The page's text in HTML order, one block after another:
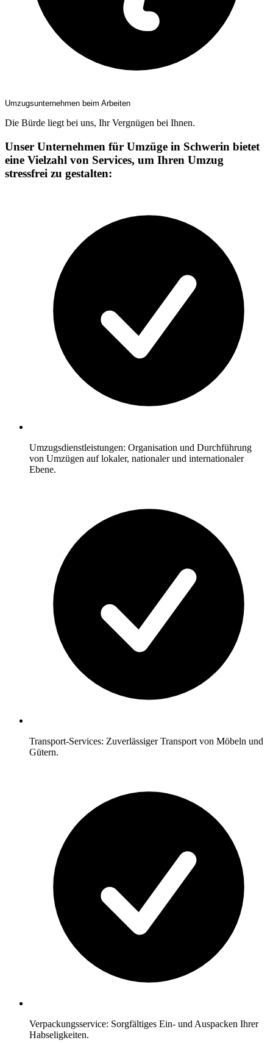
Umzugsunternehmen beim Arbeiten
Die Bürde liegt bei uns, Ihr Vergnügen bei Ihnen.
Unser Unternehmen für Umzüge in Schwerin bietet
eine Vielzahl von Services, um Ihren Umzug
stressfrei zu gestalten:
Umzugsdienstleistungen: Organisation und Durchführung
von Umzügen auf lokaler, nationaler und internationaler
Ebene.
Transport-Services: Zuverlässiger Transport von Möbeln und
Gütern.
Verpackungsservice: Sorgfältiges Ein- und Auspacken Ihrer
Habseligkeiten.